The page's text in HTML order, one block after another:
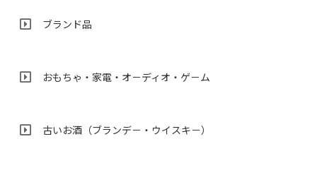
ブランド品
おもちゃ・家電・オ－ディオ・ゲ－ム
古いお酒（ブランデ－・ウイスキ－）